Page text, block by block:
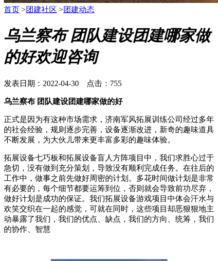
首页 >团建社区 >团建动态
乌兰察布 团队建设团建哪家做
的好欢迎咨询
发表日期：2022-04-30 点击：755
乌兰察布 团队建设团建哪家做的好
正式是因为有这种市场需求，济南军风拓展训练公司经过多年
的社会经验，规则逐步完善，设备逐渐改进，新奇的趣味道具
不断发展，为大伙儿带来更丰富多彩的趣味体验。
拓展设备七巧板和拓展设备盲人方阵项目中，我们求胜心过于
急切，没有做到充分策划，导致没有顺利完成任务。在往后的
工作中，做事之前先做好周密的计划。多花时间做计划是非常
有必要的，每个细节都要运筹到位，否则就会导致前功尽弃，
做好计划是成功的保证。我们拓展设备游戏项目中体会汗水与
欢笑交织在一起的感觉，可就在同时，这些项目却恶狠狠地主
动暴露了我们，我们的优点、缺点，我们的方向、统筹，我们
的协作、智慧